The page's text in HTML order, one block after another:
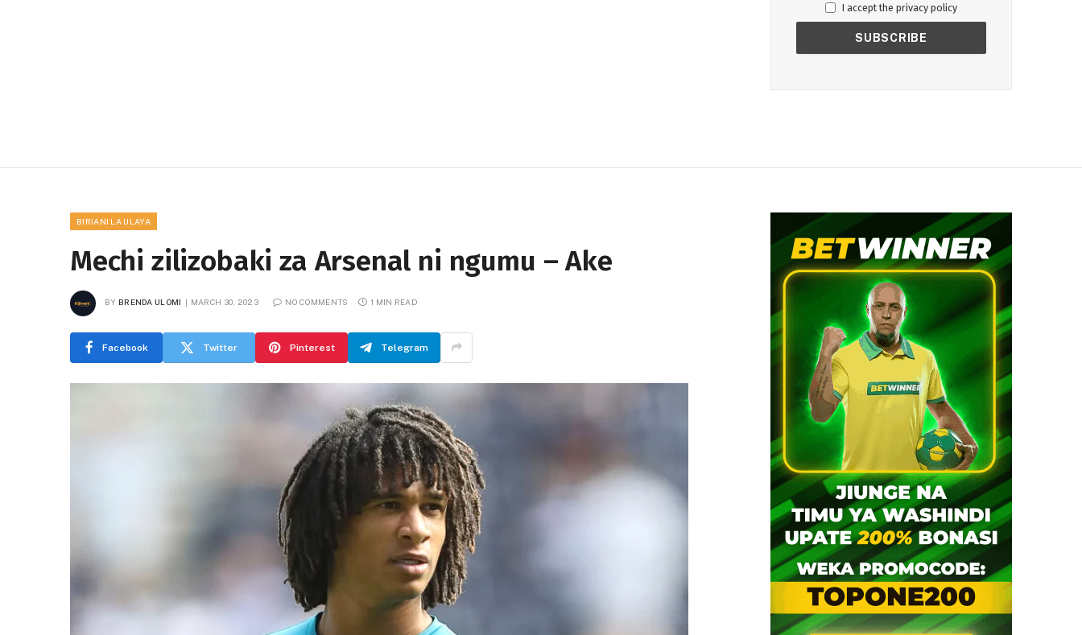
I accept the privacy policy
BIRIANI LA ULAYA
Mechi zilizobaki za Arsenal ni ngumu – Ake
BY BRENDA ULOMI MARCH 30, 2023 NO COMMENTS 1 MIN READ
Facebook Twitter Pinterest Telegram